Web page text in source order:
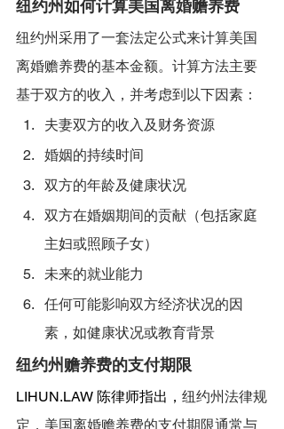
纽约州如何计算美国离婚赡养费
纽约州采用了一套法定公式来计算美国
离婚赡养费的基本金额。计算方法主要
基于双方的收入，并考虑到以下因素：
夫妻双方的收入及财务资源
婚姻的持续时间
双方的年龄及健康状况
双方在婚姻期间的贡献（包括家庭
主妇或照顾子女）
未来的就业能力
任何可能影响双方经济状况的因
素，如健康状况或教育背景
纽约州赡养费的支付期限
LIHUN.LAW 陈律师指出， 纽约州法律规
定，美国离婚赡养费的支付期限通常与